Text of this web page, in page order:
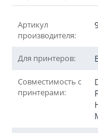
Артикул
производителя:
Для принтеров:
Совместимость с
принтерами: